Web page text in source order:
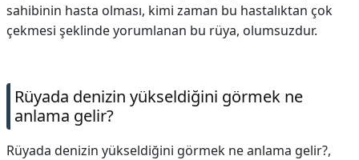
sahibinin hasta olması, kimi zaman bu hastalıktan çok
çekmesi şeklinde yorumlanan bu rüya, olumsuzdur.
Rüyada denizin yükseldiğini görmek ne
anlama gelir?
Rüyada denizin yükseldiğini görmek ne anlama gelir?,